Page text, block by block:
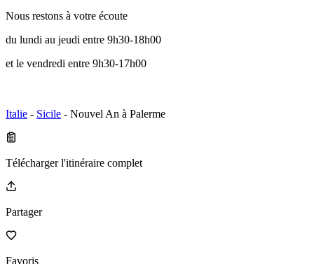
Nous restons à votre écoute
du lundi au jeudi entre 9h30-18h00
et le vendredi entre 9h30-17h00
Italie - Sicile - Nouvel An à Palerme
Télécharger l'itinéraire complet
Partager
Favoris